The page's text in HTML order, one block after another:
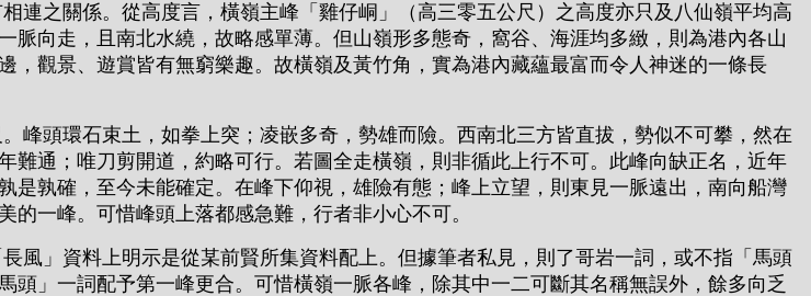
之關係。從高度言，橫嶺主峰「雞仔峒」（高三零五公尺）之高度亦只及八仙嶺平均高
向走，且南北水繞，故略感單薄。但山嶺形多態奇，窩谷、海涯均多緻，則為港內各山
觀景、遊賞皆有無窮樂趣。故橫嶺及黃竹角，實為港內藏蘊最富而令人神迷的一條長
頭環石束土，如拳上突；凌嵌多奇，勢雄而險。西南北三方皆直拔，勢似不可攀，然在
通；唯刀剪開道，約略可行。若圖全走橫嶺，則非循此上行不可。此峰向缺正名，近年
孰確，至今未能確定。在峰下仰視，雄險有態；峰上立望，則東見一脈遠出，南向船灣
一峰。可惜峰頭上落都感急難，行者非小心不可。
」資料上明示是從某前賢所集資料配上。但據筆者私見，則了哥岩一詞，或不指「馬頭
」一詞配予第一峰更合。可惜橫嶺一脈各峰，除其中一二可斷其名稱無誤外，餘多向乏